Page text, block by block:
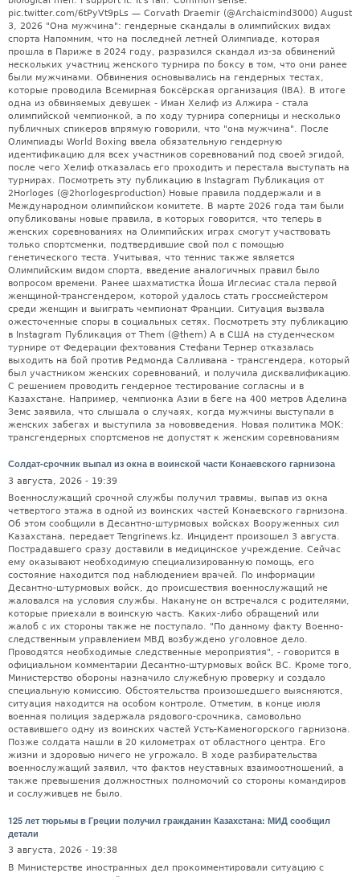
pic.twitter.com/6tPyVt9pLs — Corvath Draemir (@Archaicmind3000) August
3, 2026 "Она мужчина": гендерные скандалы в олимпийских видах
спорта Напомним, что на последней летней Олимпиаде, которая
прошла в Париже в 2024 году, разразился скандал из-за обвинений
нескольких участниц женского турнира по боксу в том, что они ранее
были мужчинами. Обвинения основывались на гендерных тестах,
которые проводила Всемирная боксёрская организация (IBA). В итоге
одна из обвиняемых девушек - Иман Хелиф из Алжира - стала
олимпийской чемпионкой, а по ходу турнира соперницы и несколько
публичных спикеров впрямую говорили, что "она мужчина". После
Олимпиады World Boxing ввела обязательную гендерную
идентификацию для всех участников соревнований под своей эгидой,
после чего Хелиф отказалась его проходить и перестала выступать на
турнирах. Посмотреть эту публикацию в Instagram Публикация от
2Horloges (@2horlogesproduction) Новые правила поддержали и в
Международном олимпийском комитете. В марте 2026 года там были
опубликованы новые правила, в которых говорится, что теперь в
женских соревнованиях на Олимпийских играх смогут участвовать
только спортсменки, подтвердившие свой пол с помощью
генетического теста. Учитывая, что теннис также является
Олимпийским видом спорта, введение аналогичных правил было
вопросом времени. Ранее шахматистка Йоша Иглесиас стала первой
женщиной-трансгендером, которой удалось стать гроссмейстером
среди женщин и выиграть чемпионат Франции. Ситуация вызвала
ожесточенные споры в социальных сетях. Посмотреть эту публикацию
в Instagram Публикация от Them (@them) А в США на студенческом
турнире от Федерации фехтования Стефани Тернер отказалась
выходить на бой против Редмонда Салливана - трансгендера, который
был участником женских соревнований, и получила дисквалификацию.
С решением проводить гендерное тестирование согласны и в
Казахстане. Например, чемпионка Азии в беге на 400 метров Аделина
Земс заявила, что слышала о случаях, когда мужчины выступали в
женских забегах и выступила за нововведения. Новая политика МОК:
трансгендерных спортсменов не допустят к женским соревнованиям
Солдат-срочник выпал из окна в воинской части Конаевского гарнизона
3 августа, 2026 - 19:39
Военнослужащий срочной службы получил травмы, выпав из окна
четвертого этажа в одной из воинских частей Конаевского гарнизона.
Об этом сообщили в Десантно-штурмовых войсках Вооруженных сил
Казахстана, передает Tengrinews.kz. Инцидент произошел 3 августа.
Пострадавшего сразу доставили в медицинское учреждение. Сейчас
ему оказывают необходимую специализированную помощь, его
состояние находится под наблюдением врачей. По информации
Десантно-штурмовых войск, до происшествия военнослужащий не
жаловался на условия службы. Накануне он встречался с родителями,
которые приехали в воинскую часть. Каких-либо обращений или
жалоб с их стороны также не поступало. "По данному факту Военно-
следственным управлением МВД возбуждено уголовное дело.
Проводятся необходимые следственные мероприятия", - говорится в
официальном комментарии Десантно-штурмовых войск ВС. Кроме того,
Министерство обороны назначило служебную проверку и создало
специальную комиссию. Обстоятельства произошедшего выясняются,
ситуация находится на особом контроле. Отметим, в конце июля
военная полиция задержала рядового-срочника, самовольно
оставившего одну из воинских частей Усть-Каменогорского гарнизона.
Позже солдата нашли в 20 километрах от областного центра. Его
жизни и здоровью ничего не угрожало. В ходе разбирательства
военнослужащий заявил, что фактов неуставных взаимоотношений, а
также превышения должностных полномочий со стороны командиров
и сослуживцев не было.
125 лет тюрьмы в Греции получил гражданин Казахстана: МИД сообщил
детали
3 августа, 2026 - 19:38
В Министерстве иностранных дел прокомментировали ситуацию с